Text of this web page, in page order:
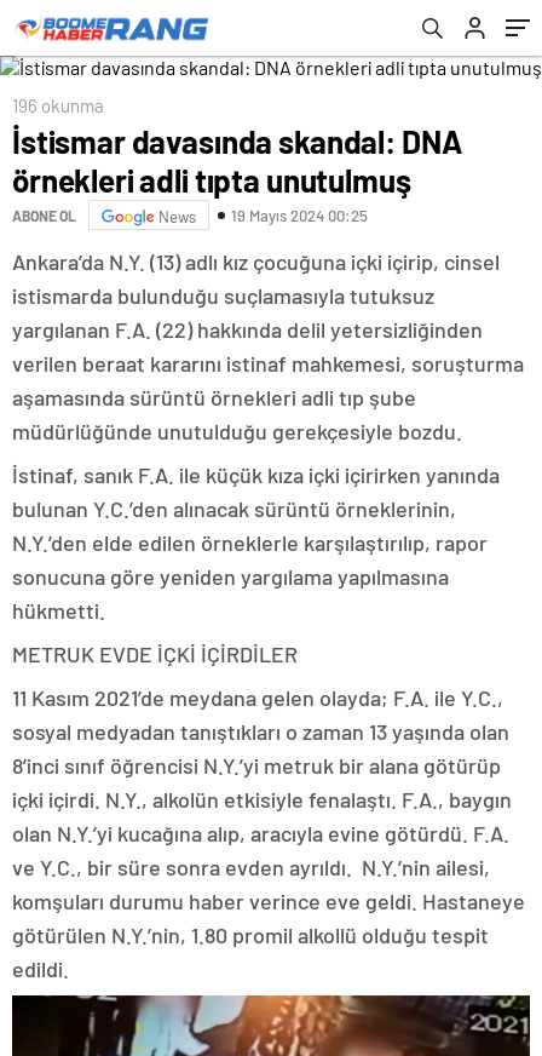
196 okunma
İstismar davasında skandal: DNA
örnekleri adli tıpta unutulmuş
ABONE OL News 19 Mayıs 2024 00:25
Ankara’da N.Y. (13) adlı kız çocuğuna içki içirip, cinsel
istismarda bulunduğu suçlamasıyla tutuksuz
yargılanan F.A. (22) hakkında delil yetersizliğinden
verilen beraat kararını istinaf mahkemesi, soruşturma
aşamasında sürüntü örnekleri adli tıp şube
müdürlüğünde unutulduğu gerekçesiyle bozdu.
İstinaf, sanık F.A. ile küçük kıza içki içirirken yanında
bulunan Y.C.’den alınacak sürüntü örneklerinin,
N.Y.’den elde edilen örneklerle karşılaştırılıp, rapor
sonucuna göre yeniden yargılama yapılmasına
hükmetti.
METRUK EVDE İÇKİ İÇİRDİLER
11 Kasım 2021’de meydana gelen olayda; F.A. ile Y.C.,
sosyal medyadan tanıştıkları o zaman 13 yaşında olan
8’inci sınıf öğrencisi N.Y.’yi metruk bir alana götürüp
içki içirdi. N.Y., alkolün etkisiyle fenalaştı. F.A., baygın
olan N.Y.’yi kucağına alıp, aracıyla evine götürdü. F.A.
ve Y.C., bir süre sonra evden ayrıldı. N.Y.’nin ailesi,
komşuları durumu haber verince eve geldi. Hastaneye
götürülen N.Y.’nin, 1.80 promil alkollü olduğu tespit
edildi.